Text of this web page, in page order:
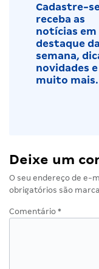
Cadastre-
receba as
notícias em
destaque da
semana,
novidades e
muito mais.
Deixe um
O seu endereço de e-
obrigatórios são
Comentário *